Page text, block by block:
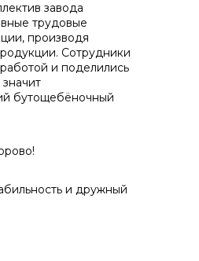
50
завода
трудовые
производя
Сотрудники
и поделились
бутощебёночный
и дружный